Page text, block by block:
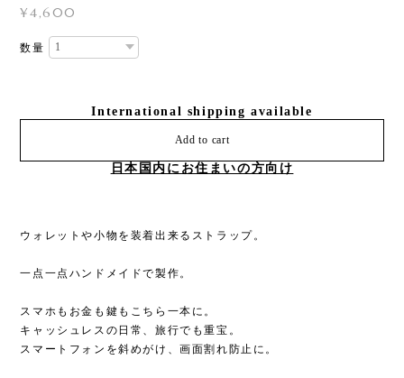
¥4,600
数量
International shipping available
Add to cart
日本国内にお住まいの方向け
ウォレットや小物を装着出来るストラップ。
一点一点ハンドメイドで製作。
スマホもお金も鍵もこちら一本に。
キャッシュレスの日常、旅行でも重宝。
スマートフォンを斜めがけ、画面割れ防止に。